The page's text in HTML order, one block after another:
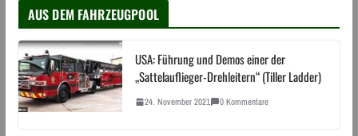
AUS DEM FAHRZEUGPOOL
USA: Führung und Demos einer der
„Sattelauflieger-Drehleitern“ (Tiller Ladder)
24. November 2021 0 Kommentare